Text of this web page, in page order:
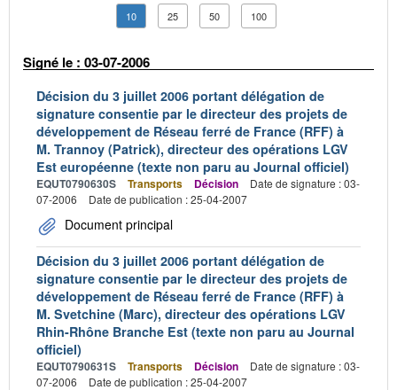
10 25 50 100
Signé le : 03-07-2006
Décision du 3 juillet 2006 portant délégation de
signature consentie par le directeur des projets de
développement de Réseau ferré de France (RFF) à
M. Trannoy (Patrick), directeur des opérations LGV
Est européenne (texte non paru au Journal officiel)
EQUT0790630S Transports Décision
Date de signature : 03-
07-2006
Date de publication : 25-04-2007
Document principal
Décision du 3 juillet 2006 portant délégation de
signature consentie par le directeur des projets de
développement de Réseau ferré de France (RFF) à
M. Svetchine (Marc), directeur des opérations LGV
Rhin-Rhône Branche Est (texte non paru au Journal
officiel)
EQUT0790631S Transports Décision
Date de signature : 03-
07-2006
Date de publication : 25-04-2007